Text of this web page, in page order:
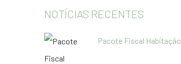
NOTÍCIAS RECENTES
Pacote Fiscal Habitação